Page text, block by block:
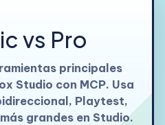
vs Pro
principales
Studio con MCP. Usa
Playtest,
grandes en Studio.